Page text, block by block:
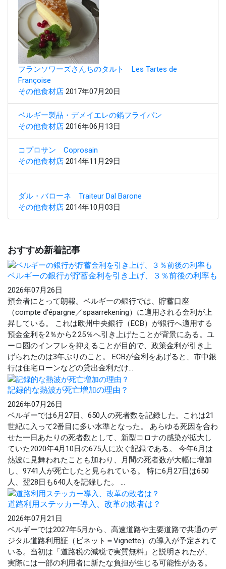
フランソワーズさんちのタルト Les Tartes de
Françoise
その他食材店 2017年07月20日
ベルギー製品・デメイエレの鍋フライパン
その他食材店 2016年06月13日
コプロサン Coprosain
その他食材店 2014年11月29日
ダル・バローネ Traiteur Dal Barone
その他食材店 2014年10月03日
おすすめ新着記事
ベルギーの銀行が貯蓄金利を引き上げ、３％前後の利率も
2026年07月26日
預金者にとって朗報。ベルギーの銀行では、貯蓄口座
（compte d'épargne／spaarrekening）に適用される金利が上
昇している。 これは欧州中央銀行（ECB）が銀行へ適用する
預金金利を2％から2.25％へ引き上げたことが背景にある。ユ
ーロ圏のインフレを抑えることが目的で、政策金利が引き上
げられたのは3年ぶりのこと。 ECBが金利をあげると、市中銀
行は住宅ローンなどの貸出金利だけ...
記録的な熱波が死亡増加の理由？
2026年07月26日
ベルギーでは6月27日、650人の死者数を記録した。これは21
世紀に入って2番目に多い水準となった。 あらゆる死因を合わ
せた一日あたりの死者数として、新型コロナの感染が拡大し
ていた2020年4月10日の675人に次ぐ記録である。 今年6月は
熱波に見舞われたことも加わり、月間の死者数が大幅に増加
し、9741人が死亡したと見られている。 特に6月27日は650
人、翌28日も640人を記録した。 ...
道路利用ステッカー導入、改革の敗者は？
2026年07月21日
ベルギーでは2027年5月から、高速道路や主要道路で共通のデ
ジタル道路利用証（ビネット＝Vignette）の導入が予定されて
いる。当初は「道路税の減税で実質無料」と説明されたが、
実際には一部の利用者に新たな負担が生じる可能性がある。